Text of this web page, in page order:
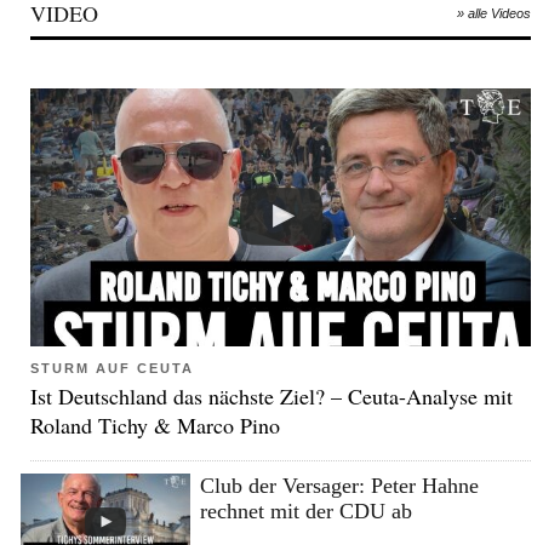
VIDEO » alle Videos
STURM AUF CEUTA
Ist Deutschland das nächste Ziel? – Ceuta-Analyse mit
Roland Tichy & Marco Pino
Club der Versager: Peter Hahne
rechnet mit der CDU ab